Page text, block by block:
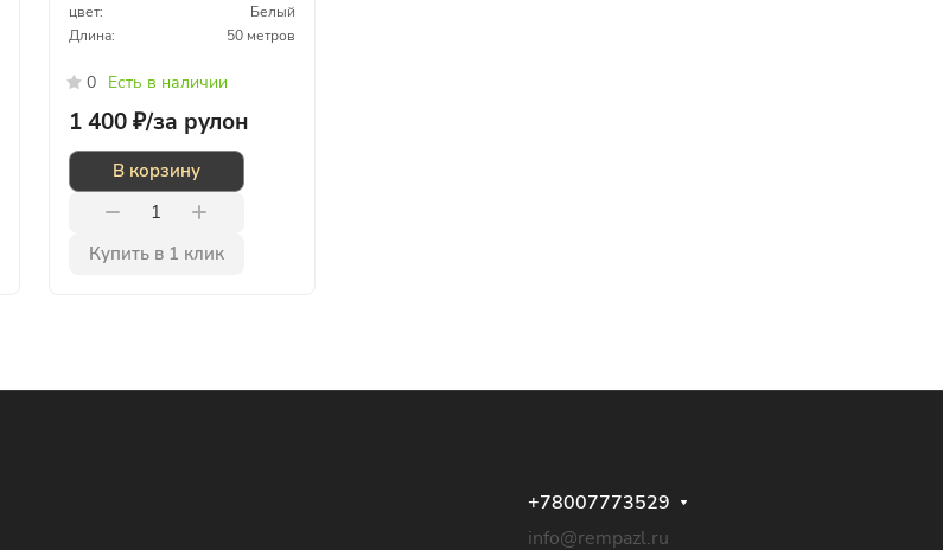
цвет:
Белый
Длина:
50 метров
0 Есть в наличии
1 400 ₽/за рулон
В корзину
Купить в 1 клик
+78007773529
info@rempazl.ru